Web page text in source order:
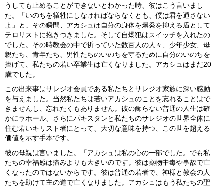
うしても止めることができないとわかった時、彼はこう言いまし
た。「いのちを犠牲にしなければならなくとも、僕は君を通さない
よ」と。その瞬間、アカシュは自分の身体を爆発を抑える盾として
テロリストに抱きつきました。そして自爆犯はスイッチを入れたの
でした。その時教会の中で祈っていた数百人の人々、少年少女、母
親たち、青年たち、男性たちのいのちを守るために自分のいのちを
捧げて、私たちの若い卒業生は亡くなりました。アカシュはまだ20
歳でした。
この出来事はサレジオ会員である私たちとサレジオ家族に深い感動
を与えました。当然私たちは若いアカシュのことを忘れることはで
きませんし、忘れたくもありません。彼の飾らない普通の人生は確
かにラホール、さらにパキスタンと私たちのサレジオの世界全体に
住む若いキリスト者にとって、大切な意味を持つ、この世を超える
価値を示す手本です。
彼の母親は言いました。「アカシュは私の心の一部でした。でも私
たちの幸福感は痛みよりも大きいのです。彼は薬物中毒や事故で亡
くなったのではないからです。彼は普通の若者で、神様と教会の人
たちを助けて主の道で亡くなりました。アカシュはもう私たちの聖